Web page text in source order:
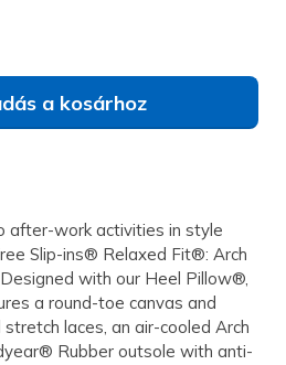
a kosárhoz
after-work activities in style
Slip-ins® Relaxed Fit®: Arch
with our Heel Pillow®,
a round-toe canvas and
laces, an air-cooled Arch
Rubber outsole with anti-